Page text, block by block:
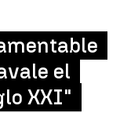
el
XXI"